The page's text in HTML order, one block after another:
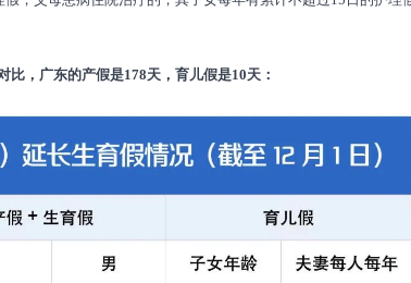
，广东的产假是178天，育儿假是10天：